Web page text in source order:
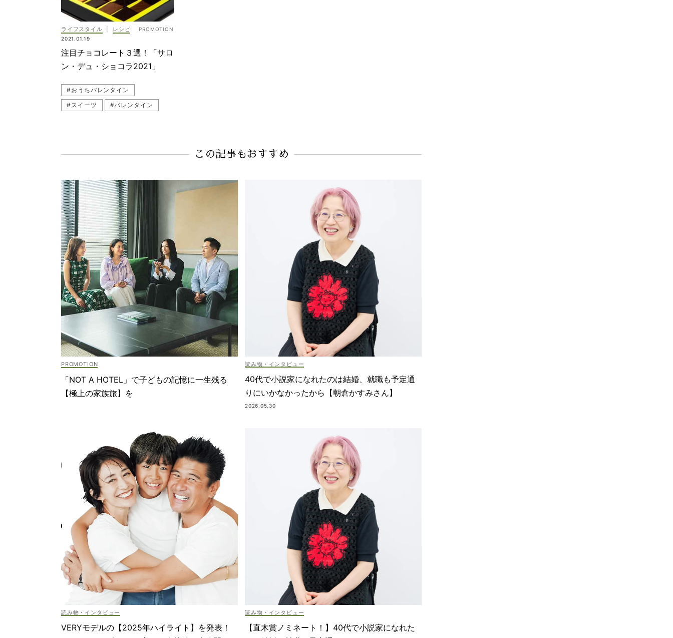
ライフスタイル レシピ
2021.01.19
注目チョコレート３選！「サロ
ン・デュ・ショコラ2021」
#おうちバレンタイン
#スイーツ
#バレンタイン
この記事もおすすめ
「NOT A HOTEL」で子どもの記憶に一生残る
【極上の家族旅】を
読み物・インタビュー
40代で小説家になれたのは結婚、就職も予定通
りにいかなかったから【朝倉かすみさん】
2026.05.30
読み物・インタビュー
VERYモデルの【2025年ハイライト】を発表！
読み物・インタビュー
【直木賞ノミネート！】40代で小説家になれた